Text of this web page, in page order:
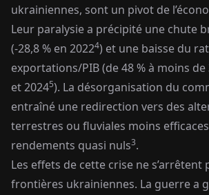
ukrainiennes, sont un pivot de
Leur paralysie a précipité une chute
(-28,8 % en 20224) et une baisse du
exportations/PIB (de 48 % à moins de
et 20245). La désorganisation du
entraîné une redirection vers des
terrestres ou fluviales moins
rendements quasi nuls3.
Les effets de cette crise ne s’arrêtent
frontières ukrainiennes. La guerre a